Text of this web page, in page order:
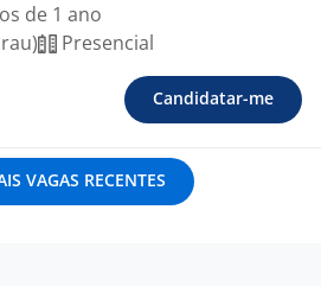
de 1 ano
Presencial
Candidatar-me
VAGAS RECENTES